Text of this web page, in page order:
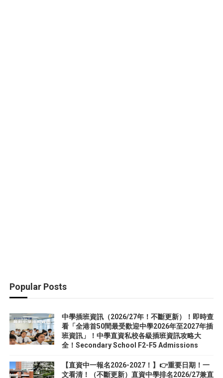
Popular Posts
中學插班資訊（2026/27年！不斷更新）！即時查
看「全港首50間最受歡迎中學2026年至2027年插
班資訊」！中學直資私校各級插班資訊攻略大
全！Secondary School F2-F5 Admissions
【直資中一報名2026-2027！】👉重要日期！一
文看清！（不斷更新）直資中學排名2026/27兼直